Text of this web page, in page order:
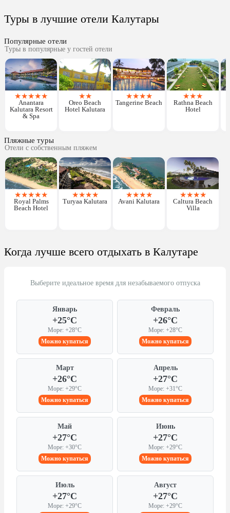
Туры в лучшие отели Калутары
Популярные отели
Туры в популярные у гостей отели
★★★★★
Anantara
Kalutara Resort
& Spa
★★
Oreo Beach
Hotel Kalutara
★★★★
Tangerine Beach
★★★
Rathna Beach
Hotel
Пляжные туры
Отели с собственным пляжем
★★★★★
Royal Palms
Beach Hotel
★★★★
Turyaa Kalutara
★★★★
Avani Kalutara
★★★★
Caltura Beach
Villa
Когда лучше всего отдыхать в Калутаре
Выберите идеальное время для незабываемого отпуска
Январь
+25°C
Море: +28°C
Можно купаться
Февраль
+26°C
Море: +28°C
Можно купаться
Март
+26°C
Море: +29°C
Можно купаться
Апрель
+27°C
Море: +31°C
Можно купаться
Май
+27°C
Море: +30°C
Можно купаться
Июнь
+27°C
Море: +29°C
Можно купаться
Июль
+27°C
Море: +29°C
Август
+27°C
Море: +29°C